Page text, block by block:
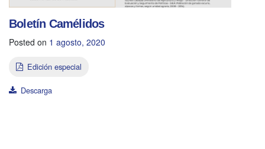
Boletín Camélidos
Posted on 1 agosto, 2020
Edición especial
Descarga